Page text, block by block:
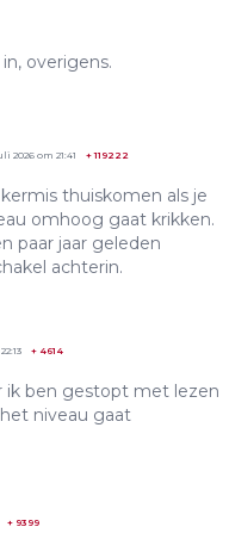
overigens.
2026 om 21:41 +119222
thuiskomen als je
omhoog gaat krikken.
paar jaar geleden
achterin.
+ 4614
ik ben gestopt met lezen
niveau gaat
+ 9399